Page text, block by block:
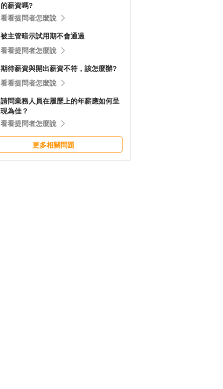
的薪資嗎?
看看提問者怎麼說
被主管暗示試用期不會通過
看看提問者怎麼說
期待薪資與開出薪資不符，該怎麼辦?
看看提問者怎麼說
請問業務人員在履歷上的年薪應如何呈
現為佳？
看看提問者怎麼說
更多相關問題